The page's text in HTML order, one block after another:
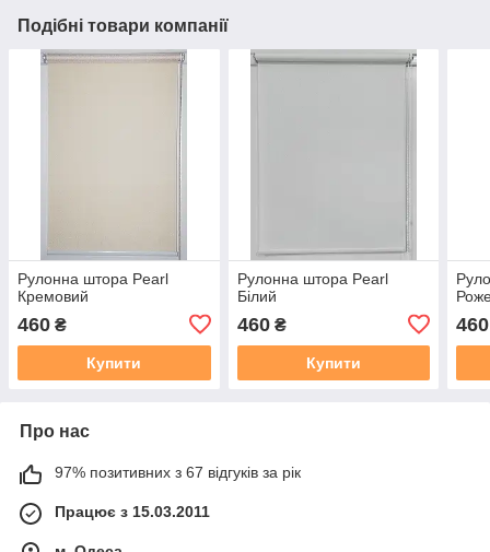
Подібні товари компанії
Рулонна штора Pearl
Кремовий
460 ₴
Купити
Рулонна штора Pearl
Білий
460₴
Купити
460
Про нас
97% позитивних з 67 відгуків за рік
Працює з 15.03.2011